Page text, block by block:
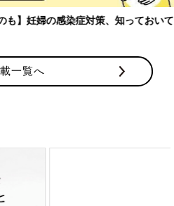
婦の感染症対策、知っておいて！
一覧へ